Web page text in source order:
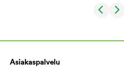
Asiakaspalvelu